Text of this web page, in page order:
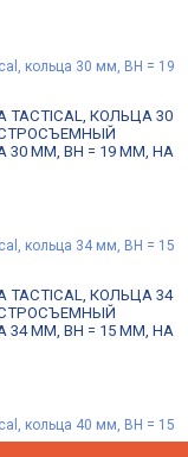
КОЛЬЦА 30
30 ММ, BH = 19 ММ, НА
КОЛЬЦА 34
34 ММ, BH = 15 ММ, НА